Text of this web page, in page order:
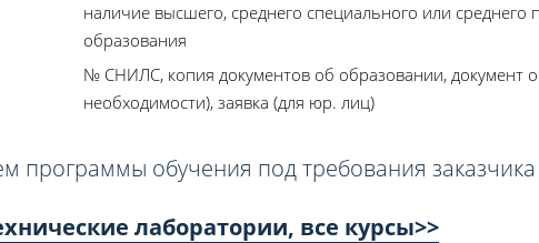
наличие высшего, среднего специального или среднего
образования
№ СНИЛС, копия документов об образовании, документ
необходимости), заявка (для юр. лиц)
программы обучения под требования заказчика
лаборатории, все курсы>>